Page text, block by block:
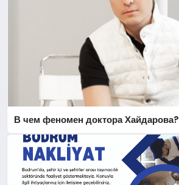
В чем феномен доктора Хайдарова?